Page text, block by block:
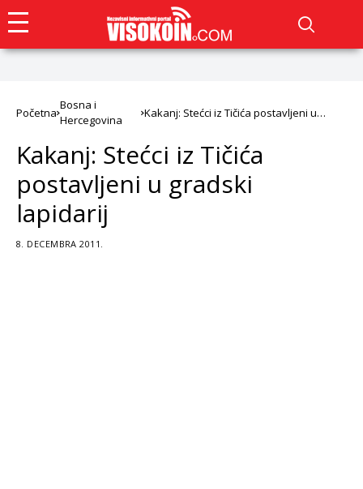
Početna
Bosna i
Hercegovina
Kakanj: Stećci iz Tičića postavljeni u
Kakanj: Stećci iz Tičića
postavljeni u gradski
lapidarij
8. DECEMBRA 2011.